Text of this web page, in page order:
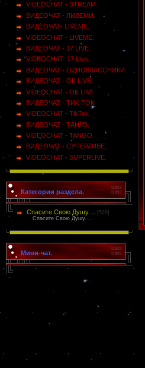
VIDEOCHAT - STREAM.
ВИДЕОЧАТ - ЛИВЕМИ.
ВИДЕОЧАТ- LIVEME.
VIDEOCHAT - LIVEME.
ВИДЕОЧАТ - 17 LIVE.
VIDEOCHAT- 17 Live.
ВИДЕОЧАТ - ОДНОКЛАССНИКИ.
ВИДЕОЧАТ - OK LIVE.
VIDEOCHAT - OK LIVE.
ВИДЕОЧАТ - ТИК-ТОК.
VIDEOCHAT - TikTok.
ВИДЕОЧАТ - ТАНГО.
VIDEOCHAT - TANGO.
ВИДЕОЧАТ - СУПЕРЛИВЕ.
VIDEOCHAT - SUPERLIVE.
Категории раздела.
Спасите Свою Душу....
[529]
Спасите Свою Душу....
Мини-чат.